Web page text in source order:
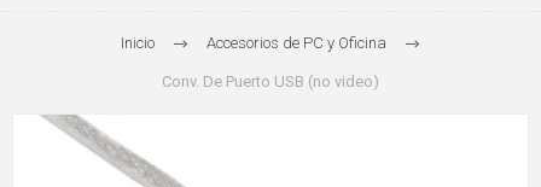
Inicio Accesorios de PC y Oficina
Conv. De Puerto USB (no video)